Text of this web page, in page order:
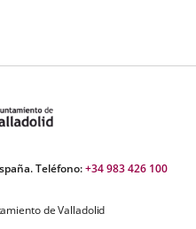
Teléfono:+34 983 426 100
de Valladolid